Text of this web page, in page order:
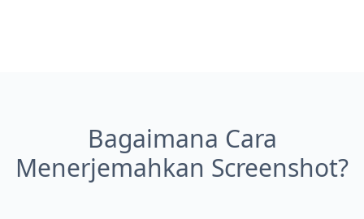
Bagaimana Cara
Menerjemahkan Screenshot?